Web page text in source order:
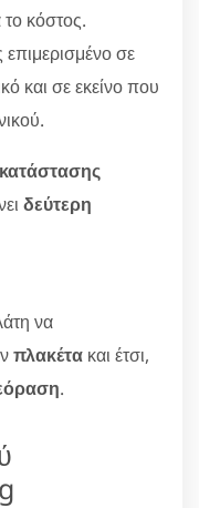
κόστος.
σε
και σε εκείνο που
δεύτερη
να
πλακέτα και έτσι,
.